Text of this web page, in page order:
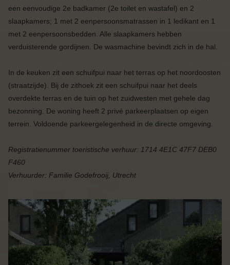
een eenvoudige 2e badkamer (2e toilet en wastafel) en 2
slaapkamers; 1 met 2 eenpersoonsmatrassen in 1 ledikant en 1
met 2 eenpersoonsbedden. Alle slaapkamers hebben
verduisterende gordijnen. De wasmachine bevindt zich in de hal.
In de keuken zit een schuifpui naar het terras op het noordoosten
(straatzijde). Bij de zithoek zit een schuifpui naar het deels
overdekte terras en de tuin op het zuidwesten met gehele dag
bezonning. De woning heeft 2 privé parkeerplaatsen op eigen
terrein. Voldoende parkeergelegenheid in de directe omgeving.
Registratienummer toeristische verhuur: 1714 4E1C 47F7 DEB0
F460
Verhuurder: Familie Godefrooij, Utrecht